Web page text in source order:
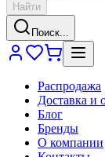
Найти
Поиск...
Распродажа
Доставка и
Блог
Бренды
О компании